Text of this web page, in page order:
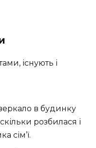
існують і
в будинку
розбилася і
сім’ї.